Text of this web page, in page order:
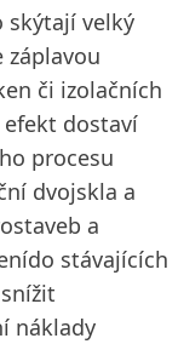
skýtají velký
či izolačních
efekt dostaví
procesu
dvojskla a
a
stávajících
náklady